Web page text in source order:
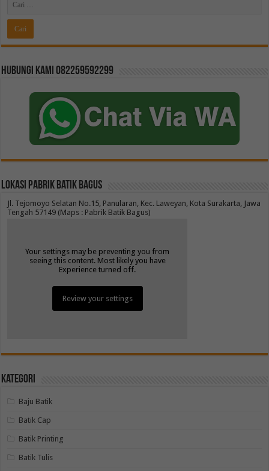
Hubungi kami 082259592299
Lokasi Pabrik Batik Bagus
Jl. Tejomoyo Selatan No.15, Panularan, Kec. Laweyan, Kota Surakarta, Jawa
Tengah 57149 (Maps : Pabrik Batik Bagus)
Your settings may be preventing you from
seeing this content. Most likely you have
Experience turned off.
Review your settings
Kategori
Baju Batik
Batik Cap
Batik Printing
Batik Tulis